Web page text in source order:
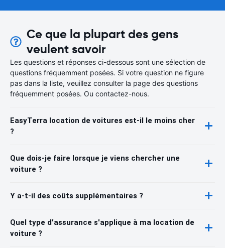
Ce que la plupart des gens
veulent savoir
Les questions et réponses ci-dessous sont une sélection de
questions fréquemment posées. Si votre question ne figure
pas dans la liste, veuillez consulter la page des questions
fréquemment posées. Ou contactez-nous.
EasyTerra location de voitures est-il le moins cher
?
Que dois-je faire lorsque je viens chercher une
voiture ?
Y a-t-il des coûts supplémentaires ?
Quel type d'assurance s'applique à ma location de
voiture ?